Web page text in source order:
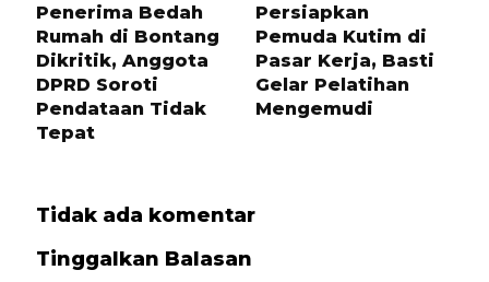
Penerima Bedah
Rumah di Bontang
Dikritik, Anggota
DPRD Soroti
Pendataan Tidak
Tepat
Persiapkan
Pemuda Kutim di
Pasar Kerja, Basti
Gelar Pelatihan
Mengemudi
Tidak ada komentar
Tinggalkan Balasan